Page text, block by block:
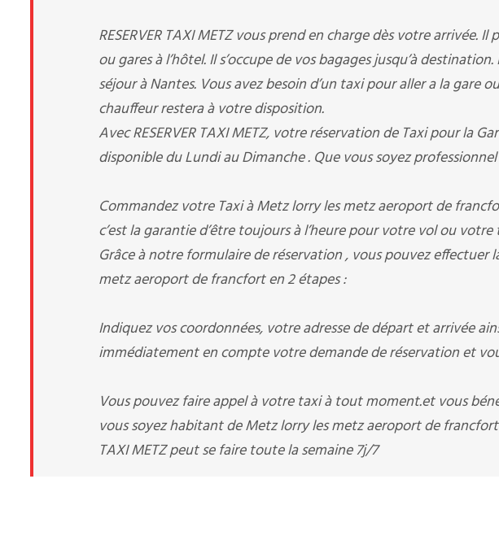
RESERVER TAXI METZ vous prend en charge dès votre arrivée.
ou gares à l’hôtel. Il s’occupe de vos bagages jusqu’à
séjour à Nantes. Vous avez besoin d’un taxi pour aller a la gare
chauffeur restera à votre disposition.
Avec RESERVER TAXI METZ, votre réservation de Taxi pour la
disponible du Lundi au Dimanche . Que vous soyez
Commandez votre Taxi à Metz lorry les metz aeroport de
c’est la garantie d’être toujours à l’heure pour votre vol ou votre
Grâce à notre formulaire de réservation , vous pouvez effectuer
metz aeroport de francfort en 2 étapes :
Indiquez vos coordonnées, votre adresse de départ et arrivée
immédiatement en compte votre demande de réservation et
Vous pouvez faire appel à votre taxi à tout moment.et vous
vous soyez habitant de Metz lorry les metz aeroport de francfort
TAXI METZ peut se faire toute la semaine 7j/7